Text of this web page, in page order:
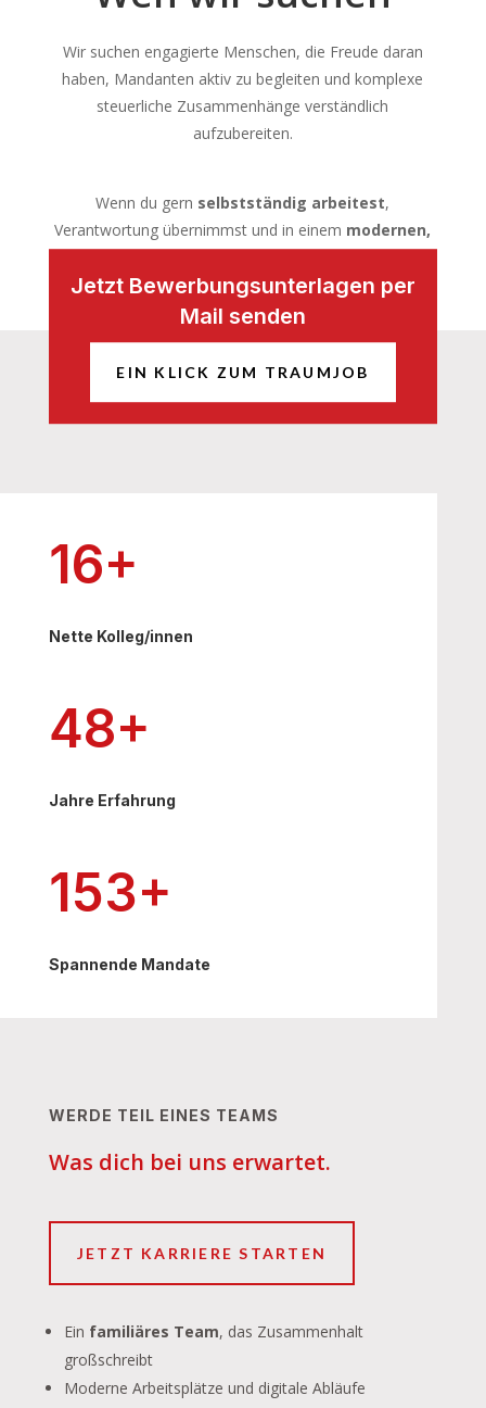
Wir suchen engagierte Menschen, die Freude daran
haben, Mandanten aktiv zu begleiten und komplexe
steuerliche Zusammenhänge verständlich
aufzubereiten.
Wenn du gern selbstständig arbeitest,
Verantwortung übernimmst und in einem modernen,
wertschätzenden Umfeldwachsen möchtest, bist
du bei uns genau richtig.
Jetzt Bewerbungsunterlagen per
Mail senden
EIN KLICK ZUM TRAUMJOB
16+
Nette Kolleg/innen
48+
Jahre Erfahrung
153+
Spannende Mandate
WERDE TEIL EINES TEAMS
Was dich bei uns erwartet.
JETZT KARRIERE STARTEN
Ein familiäres Team, das Zusammenhalt
großschreibt
Moderne Arbeitsplätze und digitale Abläufe